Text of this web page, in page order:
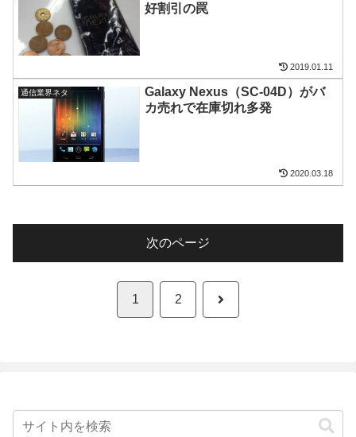
好割引の罠
2019.01.11
通信業界ネタ
Galaxy Nexus（SC-04D）がバ
カ売れで在庫切れ多発
2020.03.18
次のページ
1 2 次